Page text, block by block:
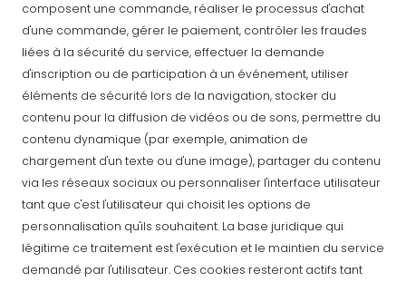
composent une commande, réaliser le processus d'achat
d'une commande, gérer le paiement, contrôler les fraudes
liées à la sécurité du service, effectuer la demande
d'inscription ou de participation à un événement, utiliser
éléments de sécurité lors de la navigation, stocker du
contenu pour la diffusion de vidéos ou de sons, permettre du
contenu dynamique (par exemple, animation de
chargement d'un texte ou d'une image), partager du contenu
via les réseaux sociaux ou personnaliser l'interface utilisateur
tant que c'est l'utilisateur qui choisit les options de
personnalisation qu'ils souhaitent. La base juridique qui
légitime ce traitement est l'exécution et le maintien du service
demandé par l'utilisateur. Ces cookies resteront actifs tant